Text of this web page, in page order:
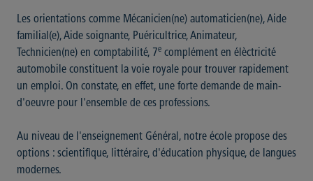
Les orientations comme Mécanicien(ne) automaticien(ne), Aide
familial(e), Aide soignante, Puéricultrice, Animateur,
Technicien(ne) en comptabilité, 7e complément en élèctricité
automobile constituent la voie royale pour trouver rapidement
un emploi. On constate, en effet, une forte demande de main-
d'oeuvre pour l'ensemble de ces professions.
Au niveau de l'enseignement Général, notre école propose des
options : scientifique, littéraire, d'éducation physique, de langues
modernes.